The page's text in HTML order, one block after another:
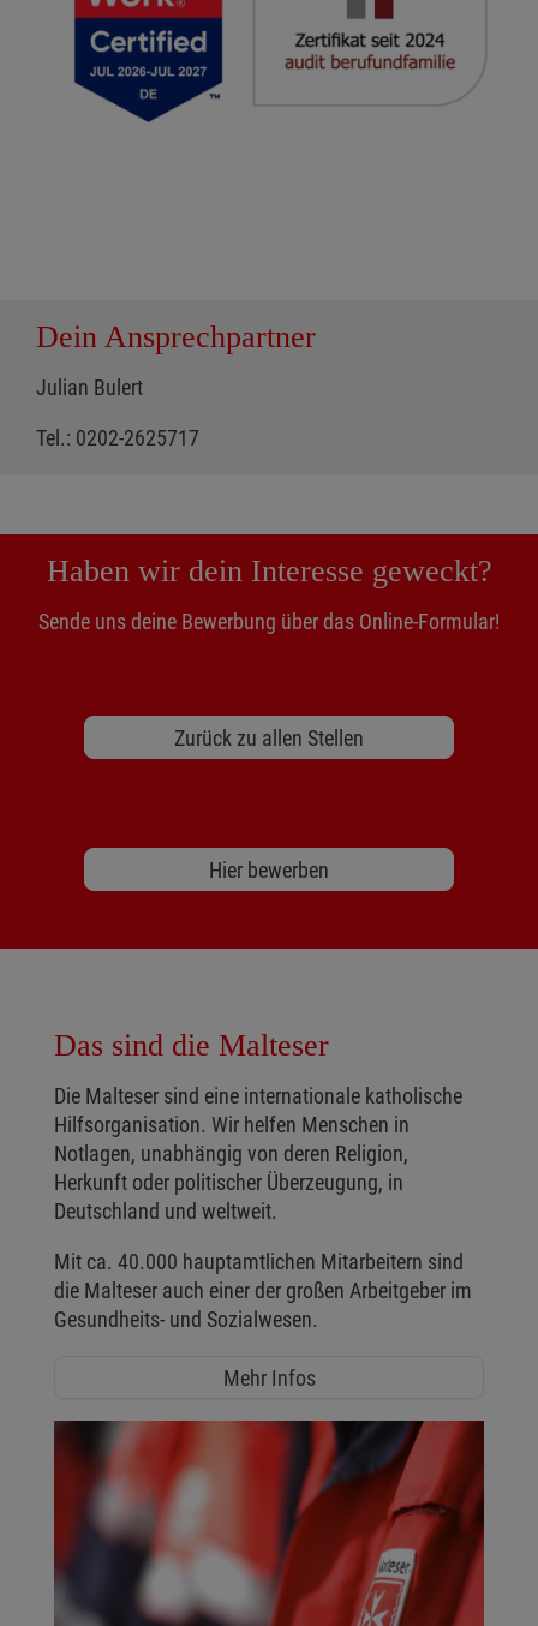
Dein Ansprechpartner
Julian Bulert
Tel.: 0202-2625717
Haben wir dein Interesse geweckt?
Sende uns deine Bewerbung über das Online-Formular!
Zurück zu allen Stellen
Hier bewerben
Das sind die Malteser
Die Malteser sind eine internationale katholische
Hilfsorganisation. Wir helfen Menschen in
Notlagen, unabhängig von deren Religion,
Herkunft oder politischer Überzeugung, in
Deutschland und weltweit.
Mit ca. 40.000 hauptamtlichen Mitarbeitern sind
die Malteser auch einer der großen Arbeitgeber im
Gesundheits- und Sozialwesen.
Mehr Infos